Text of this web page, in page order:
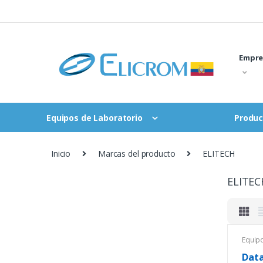
al
Equipos de Laboratorio
Inicio Marcas del producto ELITECH